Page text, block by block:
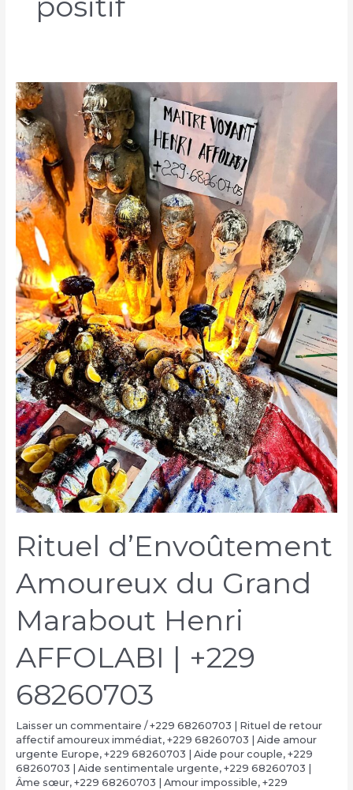
Rituel d’Envoûtement
Amoureux du Grand
Marabout Henri
AFFOLABI | +229
68260703
Laisser un commentaire /+229 68260703 | Rituel de retour
affectif amoureux immédiat, +229 68260703 | Aide amour
urgente Europe, +229 68260703 | Aide pour couple, +229
68260703 | Aide sentimentale urgente, +229 68260703 |
Âme sœur, +229 68260703 | Amour impossible, +229